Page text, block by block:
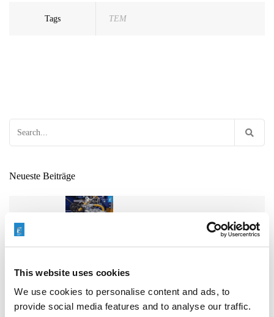
This website uses cookies
We use cookies to personalise content and ads, to
provide social media features and to analyse our traffic.
Tags TEM
Neueste Beiträge
ENTGRATEN VON HYDRAULIKVERTEILERBLÖCKEN: